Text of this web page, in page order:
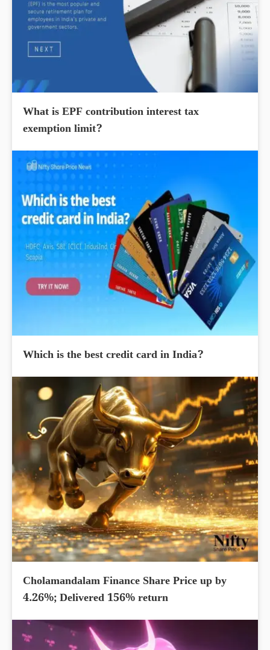
What is EPF contribution interest tax
exemption limit?
Which is the best credit card in India?
Cholamandalam Finance Share Price up by
4.26%; Delivered 156% return